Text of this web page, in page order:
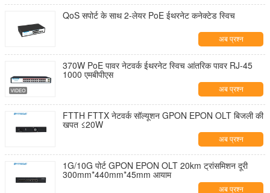
QoS सपोर्ट के साथ 2-लेयर PoE ईथरनेट कनेक्टेड स्विच
अब प्रश्न
370W PoE पावर नेटवर्क ईथरनेट स्विच आंतरिक पावर RJ-45
1000 एमबीपीएस
अब प्रश्न
FTTH FTTX नेटवर्क सॉल्यूशन GPON EPON OLT बिजली की
खपत ≤20W
अब प्रश्न
1G/10G पोर्ट GPON EPON OLT 20km ट्रांसमिशन दूरी
300mm*440mm*45mm आयाम
अब प्रश्न